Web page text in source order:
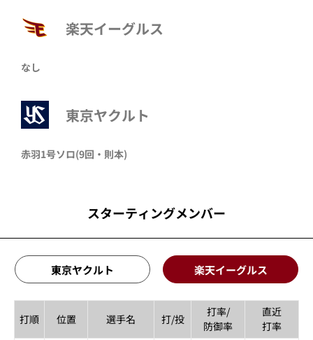
楽天イーグルス
なし
東京ヤクルト
赤羽1号ソロ(9回・ 則本)
スターティングメンバー
東京ヤクルト 楽天イーグルス
打順 位置 選手名 打/投
打率/
防御率
直近
打率